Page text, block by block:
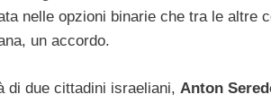
nelle opzioni binarie che tra le altre
un accordo.
di due cittadini israeliani, Anton